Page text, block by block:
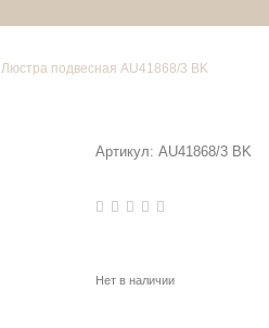
Люстра подвесная AU41868/3 BK
Артикул: AU41868/3 BK
Нет в наличии